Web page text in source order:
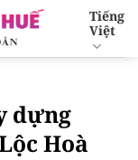
Tiếng
Việt
dựng
Hoà